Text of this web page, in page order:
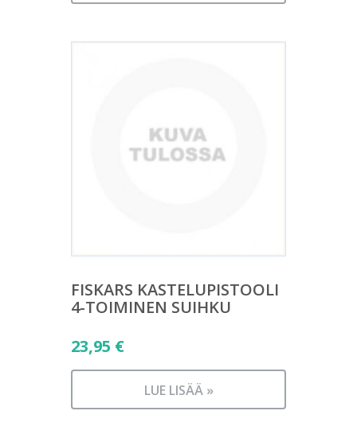
FISKARS KASTELUPISTOOLI
4-TOIMINEN SUIHKU
23,95 €
LUE LISÄÄ »